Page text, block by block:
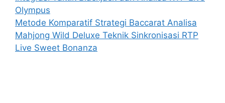
Olympus
Metode Komparatif Strategi Baccarat Analisa
Mahjong Wild Deluxe Teknik Sinkronisasi RTP
Live Sweet Bonanza